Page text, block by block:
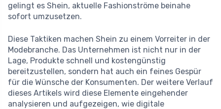
gelingt es Shein, aktuelle Fashionströme beinahe
sofort umzusetzen.
Diese Taktiken machen Shein zu einem Vorreiter in der
Modebranche. Das Unternehmen ist nicht nur in der
Lage, Produkte schnell und kostengünstig
bereitzustellen, sondern hat auch ein feines Gespür
für die Wünsche der Konsumenten. Der weitere Verlauf
dieses Artikels wird diese Elemente eingehender
analysieren und aufgezeigen, wie digitale